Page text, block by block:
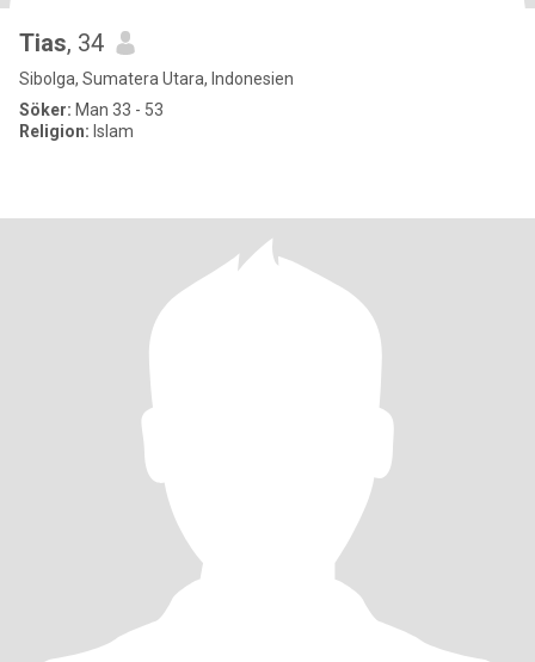
Tias, 34
Sibolga, Sumatera Utara, Indonesien
Söker: Man 33 - 53
Religion: Islam